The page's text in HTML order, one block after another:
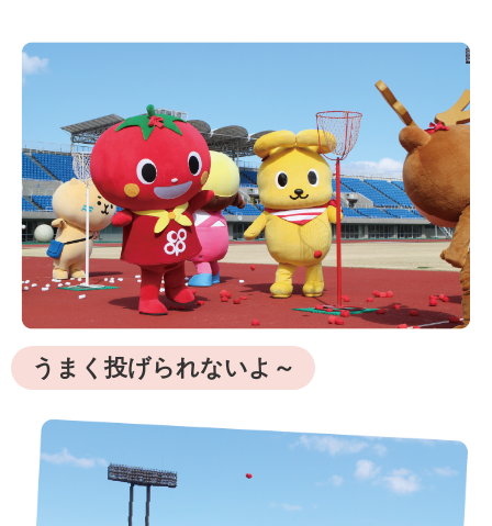
うまく投げられないよ～